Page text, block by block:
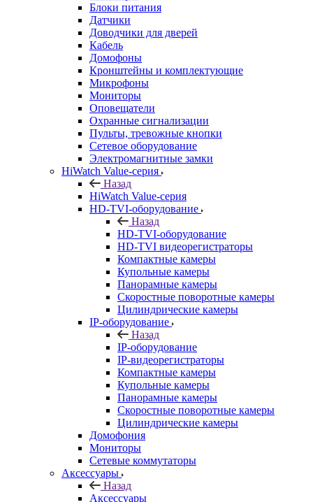
Блоки питания
Датчики
Доводчики для дверей
Кабель
Домофоны
Кронштейны и комплектующие
Микрофоны
Мониторы
Оповещатели
Охранные сигнализации
Пульты, тревожные кнопки
Сетевое оборудование
Электромагнитные замки
HiWatch Value-серия
Назад
HiWatch Value-серия
HD-TVI-оборудование
Назад
HD-TVI-оборудование
HD-TVI видеорегистраторы
Компактные камеры
Купольные камеры
Панорамные камеры
Скоростные поворотные камеры
Цилиндрические камеры
IP-оборудование
Назад
IP-оборудование
IP-видеорегистраторы
Компактные камеры
Купольные камеры
Панорамные камеры
Скоростные поворотные камеры
Цилиндрические камеры
Домофония
Мониторы
Сетевые коммутаторы
Аксессуары
Назад
Аксессуары